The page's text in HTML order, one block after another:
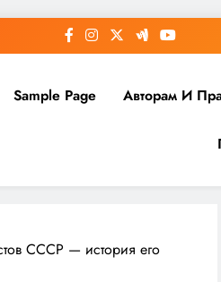
Sample Page Авторам И
СССР — история его